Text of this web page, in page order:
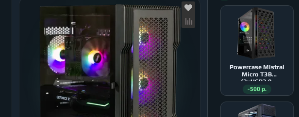
Powercase Mistral
Micro T3B
(2xUSB2.0,
1xUSB3.0)
-500 р.